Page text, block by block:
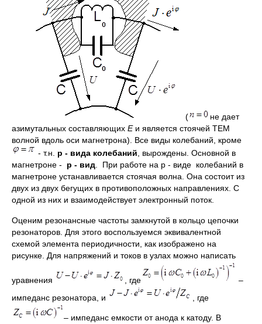
(
не дает
азимутальных составляющих Eи является стоячей ТЕМ
волной вдоль оси магнетрона). Все виды колебаний, кроме
- т.н. p - вида колебаний , вырождены. Основной в
магнетроне - p - вид . При работе на p - виде колебаний в
магнетроне устанавливается стоячая волна. Она состоит из
двух из двух бегущих в противоположных направлениях. С
одной из них и взаимодействует электронный поток.
Оценим резонансные частоты замкнутой в кольцо цепочки
резонаторов. Для этого воспользуемся эквивалентной
схемой элемента периодичности, как изображено на
рисунке. Для напряжений и токов в узлах можно написать
уравнения , где
–
импеданс резонатора, и
, где
– импеданс емкости от анода к катоду. В